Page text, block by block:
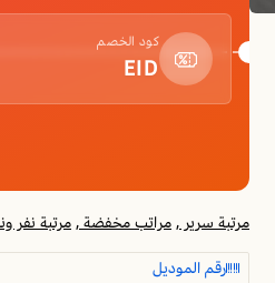
كود الخصم
EID
مرتبة سرير ,مراتب مخفضة ,مرتبة نفر
رقم الموديل